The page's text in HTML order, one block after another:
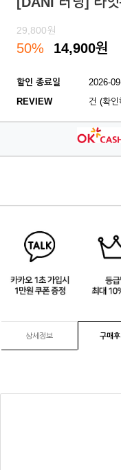
29,800원
50% 14,900원
할인 종료일
2026-
REVIEW
건 (확인
상세정보 구매